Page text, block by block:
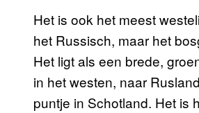
Het is ook het meest
het Russisch, maar het
Het ligt als een brede,
in het westen, naar
puntje in Schotland. Het is